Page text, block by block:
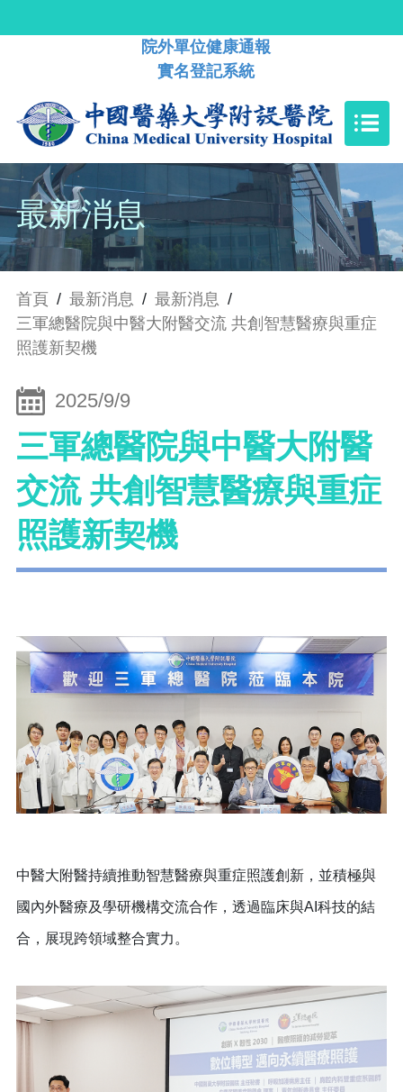
院外單位健康通報
實名登記系統
最新消息
首頁 / 最新消息 / 最新消息 /
三軍總醫院與中醫大附醫交流 共創智慧醫療與重症
照護新契機
2025/9/9
三軍總醫院與中醫大附醫
交流 共創智慧醫療與重症
照護新契機
中醫大附醫持續推動智慧醫療與重症照護創新，並積極與
國內外醫療及學研機構交流合作，透過臨床與AI科技的結
合，展現跨領域整合實力。